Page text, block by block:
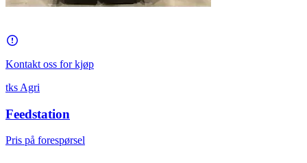
Kontakt oss for kjøp
tks Agri
Feedstation
Pris på forespørsel